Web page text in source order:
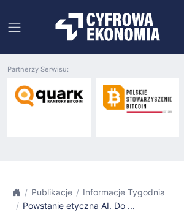
Partnerzy Serwisu:
Publikacje
Informacje Tygodnia
Powstanie etyczna AI. Do ...